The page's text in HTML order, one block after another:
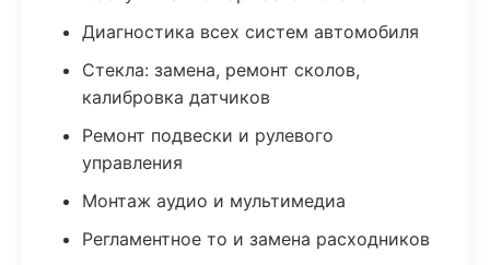
Диагностика всех систем автомобиля
Стекла: замена, ремонт сколов,
калибровка датчиков
Ремонт подвески и рулевого
управления
Монтаж аудио и мультимедиа
Регламентное то и замена расходников